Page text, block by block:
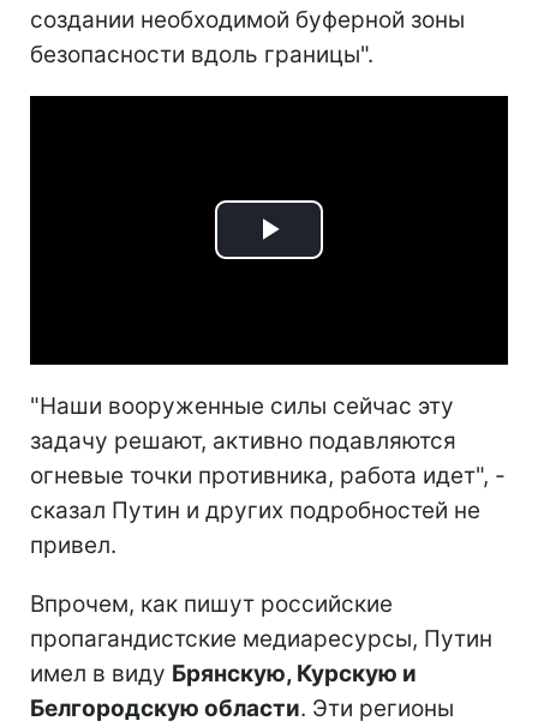
создании необходимой буферной зоны
безопасности вдоль границы".
Play
"Наши вооруженные силы сейчас эту
задачу решают, активно подавляются
огневые точки противника, работа идет", -
сказал Путин и других подробностей не
привел.
Впрочем, как пишут российские
пропагандистские медиаресурсы, Путин
имел в виду Брянскую, Курскую и
Белгородскую области. Эти регионы